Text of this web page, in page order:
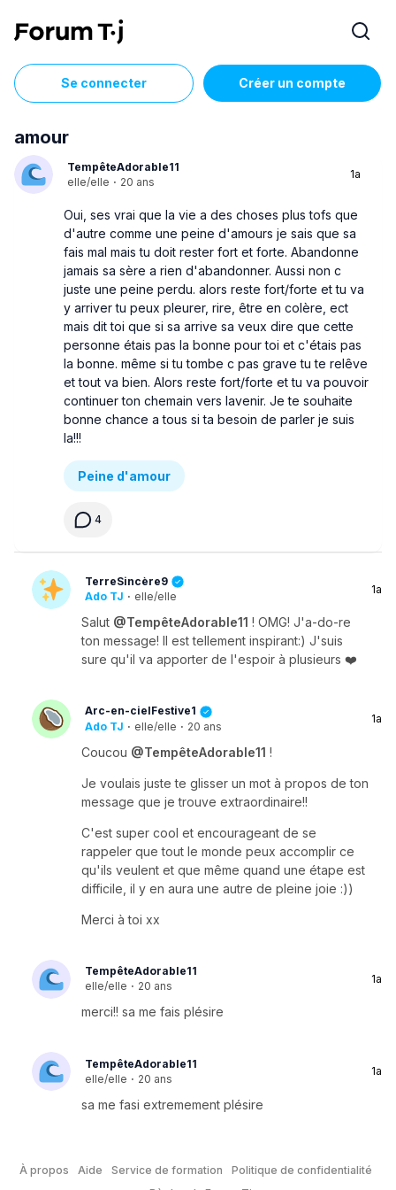
Se connecter Créer un compte
amour
TempêteAdorable11
elle/elle · 20 ans
1a
Oui, ses vrai que la vie a des choses plus tofs que
d'autre comme une peine d'amours je sais que sa
fais mal mais tu doit rester fort et forte. Abandonne
jamais sa sère a rien d'abandonner. Aussi non c
juste une peine perdu. alors reste fort/forte et tu va
y arriver tu peux pleurer, rire, être en colère, ect
mais dit toi que si sa arrive sa veux dire que cette
personne étais pas la bonne pour toi et c'étais pas
la bonne. même si tu tombe c pas grave tu te relêve
et tout va bien. Alors reste fort/forte et tu va pouvoir
continuer ton chemain vers lavenir. Je te souhaite
bonne chance a tous si ta besoin de parler je suis
la!!!
Peine d'amour
4
TerreSincère9
Ado TJ · elle/elle
1a
Salut @TempêteAdorable11 ! OMG! J'a-do-re
ton message! Il est tellement inspirant:) J'suis
sure qu'il va apporter de l'espoir à plusieurs ❤️
Arc-en-cielFestive1
Ado TJ · elle/elle · 20 ans
1a
Coucou @TempêteAdorable11 !
Je voulais juste te glisser un mot à propos de ton
message que je trouve extraordinaire!!
C'est super cool et encourageant de se
rappeler que tout le monde peux accomplir ce
qu'ils veulent et que même quand une étape est
difficile, il y en aura une autre de pleine joie :))
Merci à toi xx
TempêteAdorable11
elle/elle · 20 ans
1a
merci!! sa me fais plésire
TempêteAdorable11
elle/elle · 20 ans
1a
sa me fasi extremement plésire
À propos Aide Service de formation
Politique de confidentialité